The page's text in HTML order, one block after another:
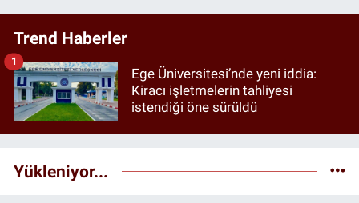
Trend Haberler
Ege Üniversitesi’nde yeni iddia:
Kiracı işletmelerin tahliyesi
istendiği öne sürüldü
1
Yükleniyor...